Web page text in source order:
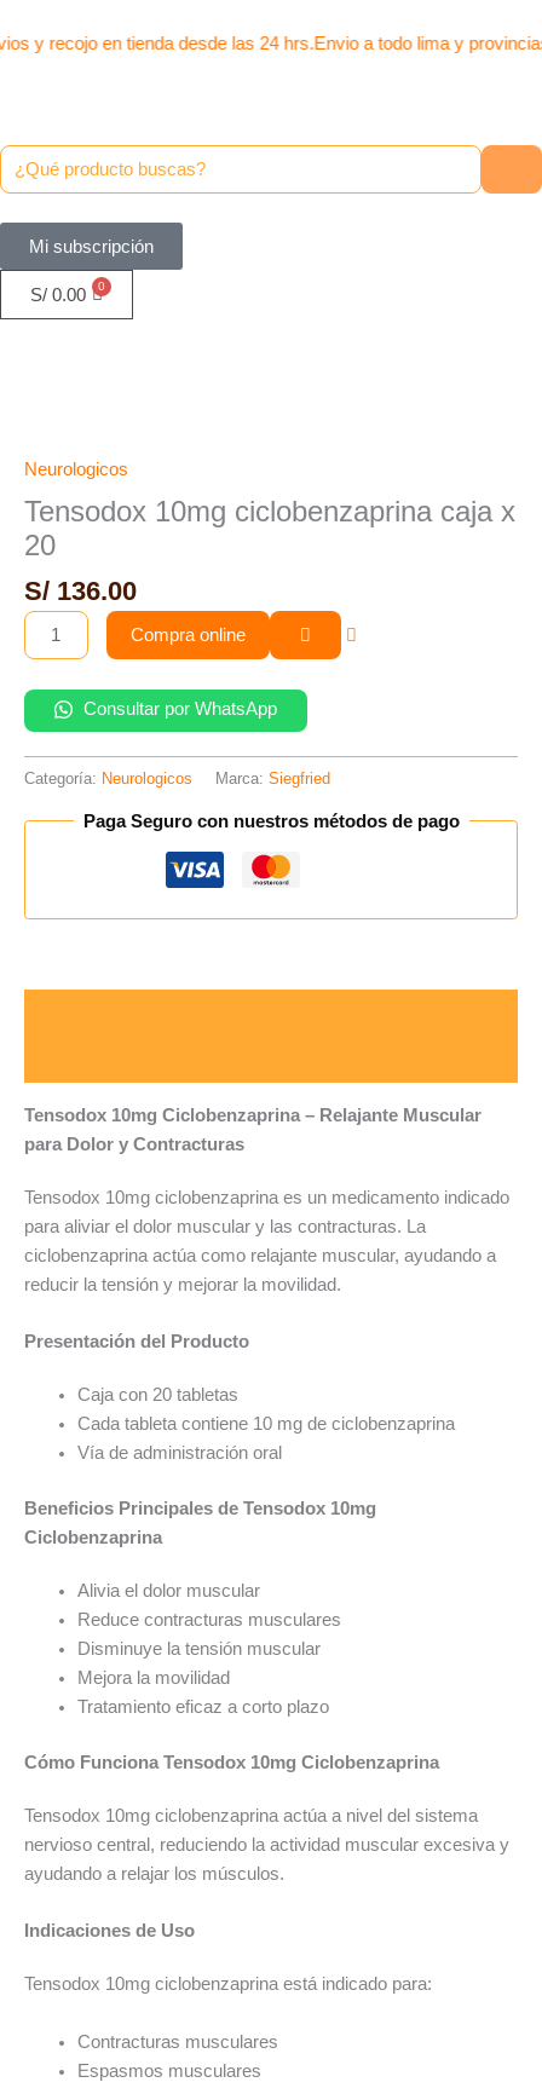
al
y recojo en tienda desde las 24 hrs.Envio a todo lima y
Mi subscripción
S/ 0.00
Neurologicos
Tensodox 10mg ciclobenzaprina caja x
20
S/ 136.00
ciclobenzaprina
caja
x
20
cantidad
Compra online
Consultar por WhatsApp
Categoría: Neurologicos Marca: Siegfried
Paga Seguro con nuestros métodos de pago
Tensodox 10mg Ciclobenzaprina – Relajante Muscular
para Dolor y Contracturas
Tensodox 10mg ciclobenzaprina es un medicamento indicado
para aliviar el dolor muscular y las contracturas. La
ciclobenzaprina actúa como relajante muscular, ayudando a
reducir la tensión y mejorar la movilidad.
Presentación del Producto
Caja con 20 tabletas
Cada tableta contiene 10 mg de ciclobenzaprina
Vía de administración oral
Beneficios Principales de Tensodox 10mg
Ciclobenzaprina
Alivia el dolor muscular
Reduce contracturas musculares
Disminuye la tensión muscular
Mejora la movilidad
Tratamiento eficaz a corto plazo
Cómo Funciona Tensodox 10mg Ciclobenzaprina
Tensodox 10mg ciclobenzaprina actúa a nivel del sistema
nervioso central, reduciendo la actividad muscular excesiva y
ayudando a relajar los músculos.
Indicaciones de Uso
Tensodox 10mg ciclobenzaprina está indicado para:
Contracturas musculares
Espasmos musculares
20